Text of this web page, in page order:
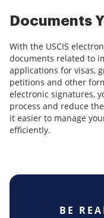
Documents
With the USCIS
documents related to
applications for visas,
petitions and other
electronic signatures,
process and reduce
it easier to manage
efficiently.
BE